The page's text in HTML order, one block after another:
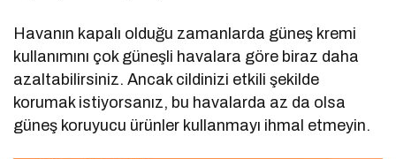
Havanın kapalı olduğu zamanlarda güneş kremi
kullanımını çok güneşli havalara göre biraz daha
azaltabilirsiniz. Ancak cildinizi etkili şekilde
korumak istiyorsanız, bu havalarda az da olsa
güneş koruyucu ürünler kullanmayı ihmal etmeyin.